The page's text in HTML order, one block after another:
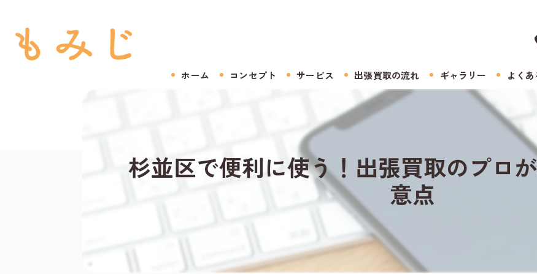
ホーム コンセプト サービス 出張買取の流れ ギャラリー よく
杉並区で便利に使う！出張買取のプロ
意点